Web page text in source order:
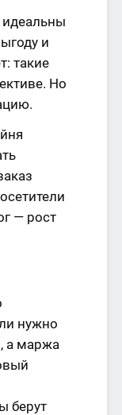
и
такие
Но
— рост
нужно
а маржа
берут